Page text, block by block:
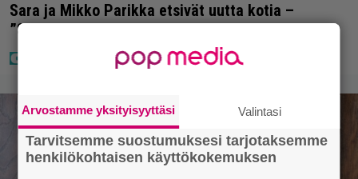
Sara ja Mikko Parikka etsivät uutta kotia –
”Seuraavaan kotiin tämmöinen”
Arvostamme yksityisyyttäsi Valintasi
Tarvitsemme suostumuksesi tarjotaksemme
henkilökohtaisen käyttökokemuksen